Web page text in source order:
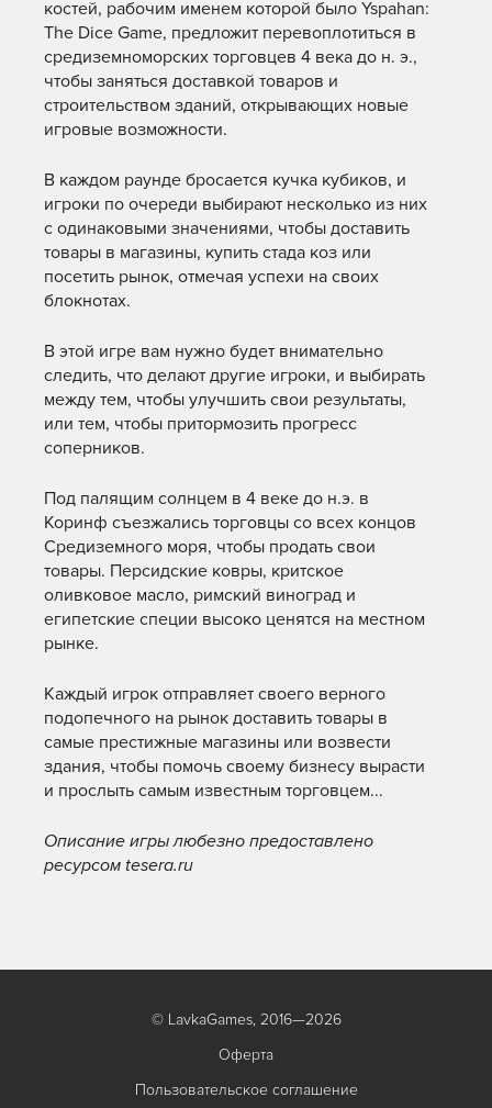
костей, рабочим именем которой было Yspahan:
The Dice Game, предложит перевоплотиться в
средиземноморских торговцев 4 века до н. э.,
чтобы заняться доставкой товаров и
строительством зданий, открывающих новые
игровые возможности.
В каждом раунде бросается кучка кубиков, и
игроки по очереди выбирают несколько из них
с одинаковыми значениями, чтобы доставить
товары в магазины, купить стада коз или
посетить рынок, отмечая успехи на своих
блокнотах.
В этой игре вам нужно будет внимательно
следить, что делают другие игроки, и выбирать
между тем, чтобы улучшить свои результаты,
или тем, чтобы притормозить прогресс
соперников.
Под палящим солнцем в 4 веке до н.э. в
Коринф съезжались торговцы со всех концов
Средиземного моря, чтобы продать свои
товары. Персидские ковры, критское
оливковое масло, римский виноград и
египетские специи высоко ценятся на местном
рынке.
Каждый игрок отправляет своего верного
подопечного на рынок доставить товары в
самые престижные магазины или возвести
здания, чтобы помочь своему бизнесу вырасти
и прослыть самым известным торговцем...
Описание игры любезно предоставлено
ресурсом tesera.ru
© LavkaGames, 2016—2026
Оферта
Пользовательское соглашение